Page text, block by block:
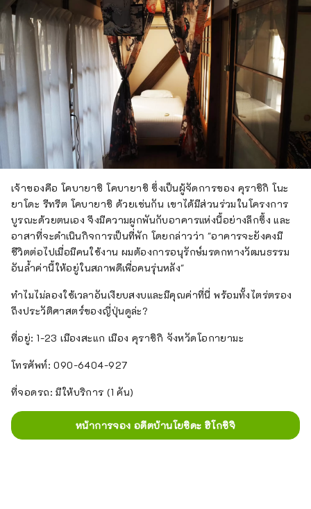
เจ้าของคือ โคบายาชิ โคบายาชิ ซึ่งเป็นผู้จัดการของ คุราชิกิ โนะ
ยาโดะ รีทรีต โคบายาชิ ด้วยเช่นกัน เขาได้มีส่วนร่วมในโครงการ
บูรณะด้วยตนเอง จึงมีความผูกพันกับอาคารแห่งนี้อย่างลึกซึ้ง และ
อาสาที่จะดำเนินกิจการเป็นที่พัก โดยกล่าวว่า "อาคารจะยังคงมี
ชีวิตต่อไปเมื่อมีคนใช้งาน ผมต้องการอนุรักษ์มรดกทางวัฒนธรรม
อันล้ำค่านี้ให้อยู่ในสภาพดีเพื่อคนรุ่นหลัง"
ทำไมไม่ลองใช้เวลาอันเงียบสงบและมีคุณค่าที่นี่ พร้อมทั้งไตร่ตรอง
ถึงประวัติศาสตร์ของญี่ปุ่นดูล่ะ?
ที่อยู่: 1-23 เมืองสะแก เมือง คุราชิกิ จังหวัดโอกายามะ
โทรศัพท์: 090-6404-927
ที่จอดรถ: มีให้บริการ (1 คัน)
หน้าการจอง อดีตบ้านโยชิดะ ฮิโกชิจิ